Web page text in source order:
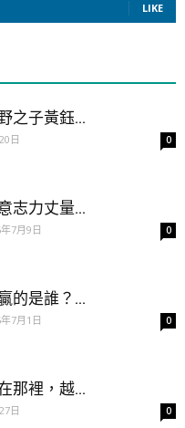
LIKE
之子黃鈺...
日 0
志力丈量...
7月9日 0
的是誰？...
7月1日 0
那裡，越...
日 0